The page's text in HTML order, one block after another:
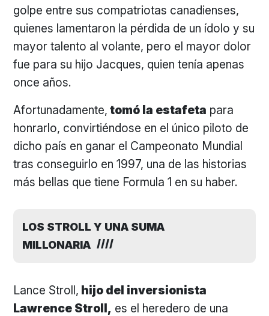
golpe entre sus compatriotas canadienses,
quienes lamentaron la pérdida de un ídolo y su
mayor talento al volante, pero el mayor dolor
fue para su hijo Jacques, quien tenía apenas
once años.
Afortunadamente, tomó la estafeta para
honrarlo, convirtiéndose en el único piloto de
dicho país en ganar el Campeonato Mundial
tras conseguirlo en 1997, una de las historias
más bellas que tiene Formula 1 en su haber.
LOS STROLL Y UNA SUMA
MILLONARIA
Lance Stroll, hijo del inversionista
Lawrence Stroll, es el heredero de una